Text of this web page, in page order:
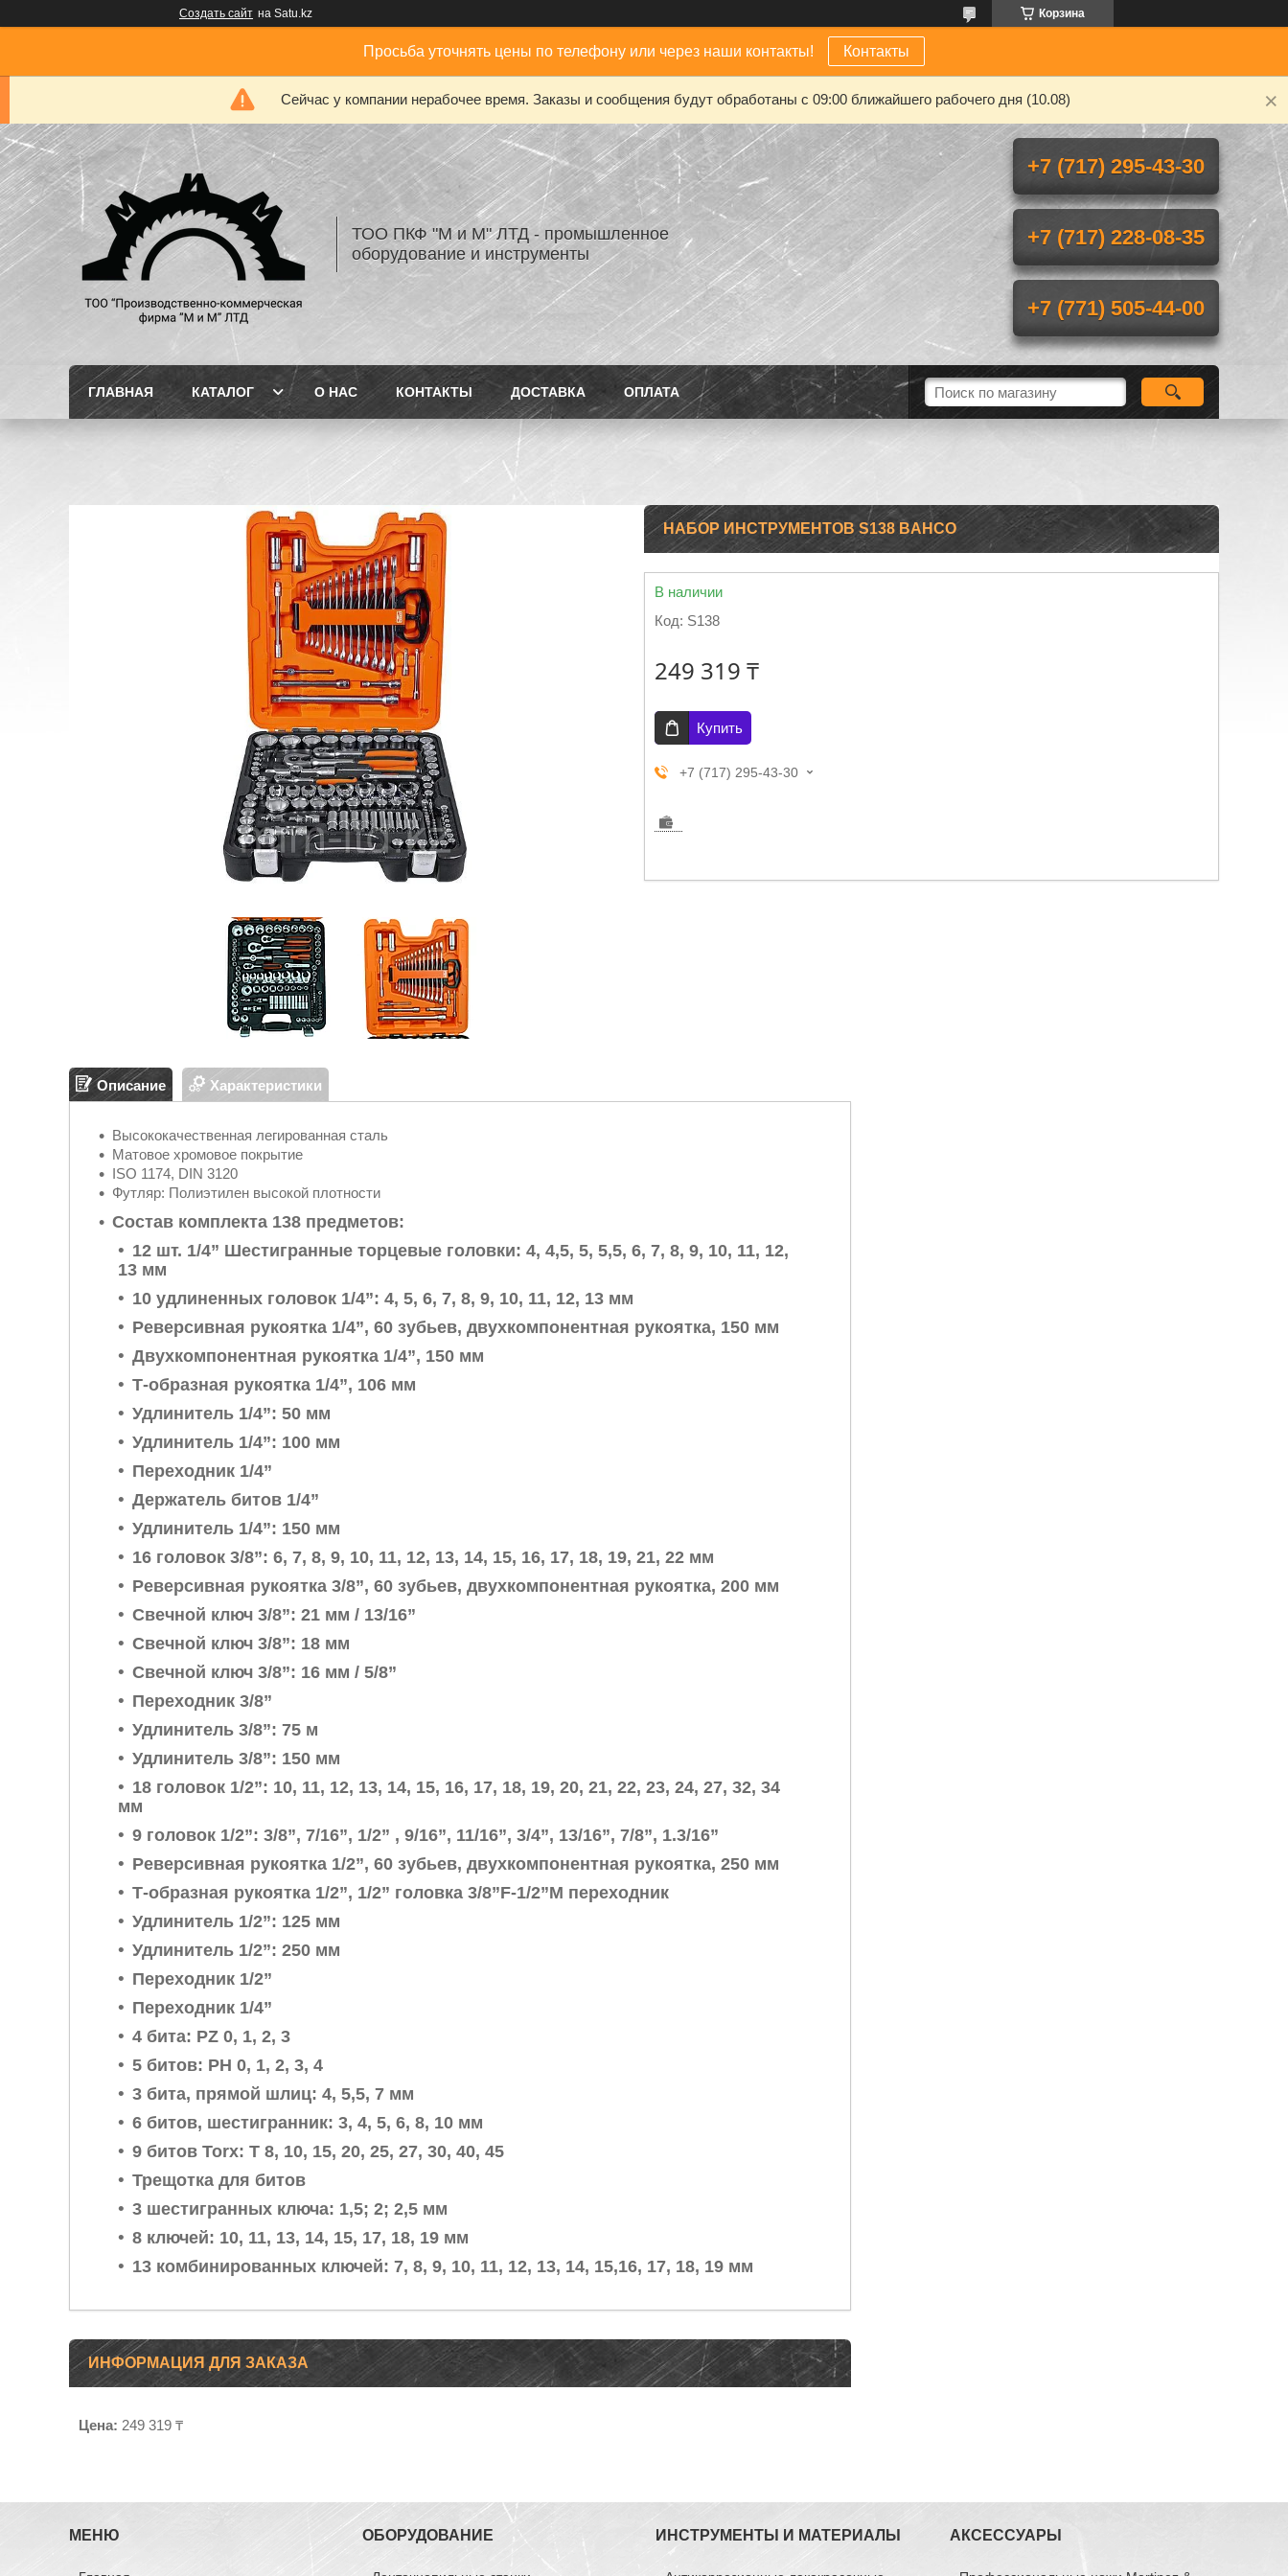
Создать сайт на Satu.kz Корзина
Просьба уточнять цены по телефону или через наши контакты! Контакты
Сейчас у компании нерабочее время. Заказы и сообщения будут обработаны с 09:00 ближайшего рабочего дня (10.08)
ТОО ПКФ "М и М" ЛТД - промышленное
оборудование и инструменты
+7 (717) 295-43-30
+7 (717) 228-08-35
+7 (771) 505-44-00
ГЛАВНАЯ КАТАЛОГ О НАС КОНТАКТЫ ДОСТАВКА ОПЛАТА
НАБОР ИНСТРУМЕНТОВ S138 BAHCO
В наличии
Код: S138
249 319 ₸
Купить
+7 (717) 295-43-30
Описание Характеристики
Высококачественная легированная сталь
Матовое хромовое покрытие
ISO 1174, DIN 3120
Футляр: Полиэтилен высокой плотности
Состав комплекта 138 предметов:
12 шт. 1/4” Шестигранные торцевые головки: 4, 4,5, 5, 5,5, 6, 7, 8, 9, 10, 11, 12,
13 мм
10 удлиненных головок 1/4”: 4, 5, 6, 7, 8, 9, 10, 11, 12, 13 мм
Реверсивная рукоятка 1/4”, 60 зубьев, двухкомпонентная рукоятка, 150 мм
Двухкомпонентная рукоятка 1/4”, 150 мм
Т-образная рукоятка 1/4”, 106 мм
Удлинитель 1/4”: 50 мм
Удлинитель 1/4”: 100 мм
Переходник 1/4”
Держатель битов 1/4”
Удлинитель 1/4”: 150 мм
16 головок 3/8”: 6, 7, 8, 9, 10, 11, 12, 13, 14, 15, 16, 17, 18, 19, 21, 22 мм
Реверсивная рукоятка 3/8”, 60 зубьев, двухкомпонентная рукоятка, 200 мм
Свечной ключ 3/8”: 21 мм / 13/16”
Свечной ключ 3/8”: 18 мм
Свечной ключ 3/8”: 16 мм / 5/8”
Переходник 3/8”
Удлинитель 3/8”: 75 м
Удлинитель 3/8”: 150 мм
18 головок 1/2”: 10, 11, 12, 13, 14, 15, 16, 17, 18, 19, 20, 21, 22, 23, 24, 27, 32, 34
мм
9 головок 1/2”: 3/8”, 7/16”, 1/2” , 9/16”, 11/16”, 3/4”, 13/16”, 7/8”, 1.3/16”
Реверсивная рукоятка 1/2”, 60 зубьев, двухкомпонентная рукоятка, 250 мм
Т-образная рукоятка 1/2”, 1/2” головка 3/8”F-1/2”M переходник
Удлинитель 1/2”: 125 мм
Удлинитель 1/2”: 250 мм
Переходник 1/2”
Переходник 1/4”
4 бита: PZ 0, 1, 2, 3
5 битов: PH 0, 1, 2, 3, 4
3 бита, прямой шлиц: 4, 5,5, 7 мм
6 битов, шестигранник: 3, 4, 5, 6, 8, 10 мм
9 битов Torx: T 8, 10, 15, 20, 25, 27, 30, 40, 45
Трещотка для битов
3 шестигранных ключа: 1,5; 2; 2,5 мм
8 ключей: 10, 11, 13, 14, 15, 17, 18, 19 мм
13 комбинированных ключей: 7, 8, 9, 10, 11, 12, 13, 14, 15,16, 17, 18, 19 мм
ИНФОРМАЦИЯ ДЛЯ ЗАКАЗА
Цена: 249 319 ₸
МЕНЮ ОБОРУДОВАНИЕ ИНСТРУМЕНТЫ И МАТЕРИАЛЫ АКСЕССУАРЫ